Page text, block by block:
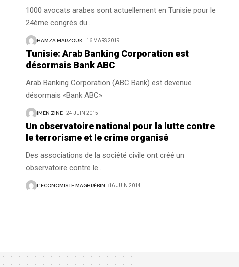
1000 avocats arabes sont actuellement en Tunisie pour le
24ème congrès du…
HAMZA MARZOUK 16 MARS 2019
Tunisie: Arab Banking Corporation est
désormais Bank ABC
Arab Banking Corporation (ABC Bank) est devenue
désormais «Bank ABC»
IMEN ZINE 24 JUIN 2015
Un observatoire national pour la lutte contre
le terrorisme et le crime organisé
Des associations de la société civile ont créé un
observatoire contre le…
L'ECONOMISTE MAGHRÉBIN 16 JUIN 2014